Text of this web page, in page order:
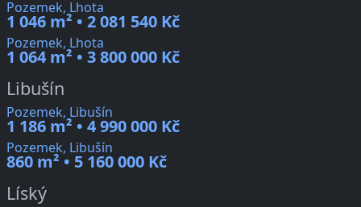
Pozemek, Lhota
1 046 m² • 2 081 540 Kč
Pozemek, Lhota
1 064 m² • 3 800 000 Kč
Libušín
Pozemek, Libušín
1 186 m² • 4 990 000 Kč
Pozemek, Libušín
860 m² • 5 160 000 Kč
Líský